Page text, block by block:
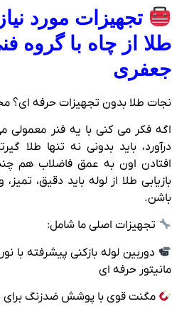
تجهیزات مورد
طلا از چاه با گروه
جعفری
نجات طلا بدون تجهیزات حرفه‌ ای؟
اگه فکر می‌ کنی با یه فنر معمولی
درآورد، باید بدونی نه تنها طلا
افتادن اون به عمق فاضلاب هم
بازیابی طلا از لوله باید دقیق،
باشن.
تجهیزات اصلی ما شامل:
مانیتور حرفه‌ ای
مگنت‌ قوی با پوشش ضدزنگ برای